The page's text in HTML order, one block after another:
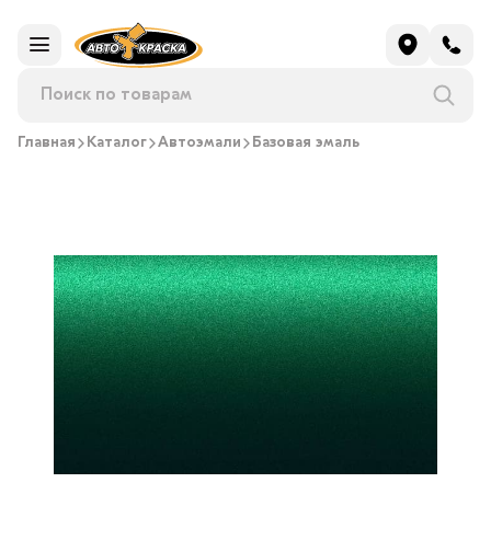
Главная Каталог Автоэмали Базовая эмаль